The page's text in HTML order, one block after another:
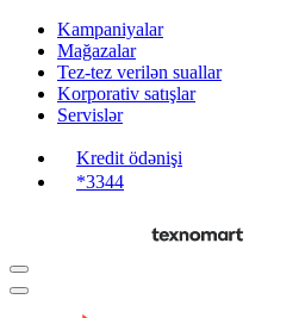
Kampaniyalar
Mağazalar
Tez-tez verilən suallar
Korporativ satışlar
Servislər
Kredit ödənişi
*3344